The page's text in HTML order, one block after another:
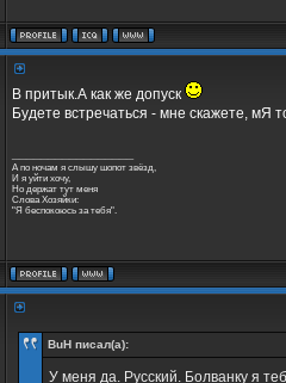
В притык.А как же допуск
Будете встречаться - мне скажете, мЯ
А по ночам я слышу шопот звёзд,
И я уйти хочу,
Но держат тут меня
Слова Хозяйки:
"Я беспокоюсь за тебя".
BuH писал(а):
У меня да. Русский. Болванку я